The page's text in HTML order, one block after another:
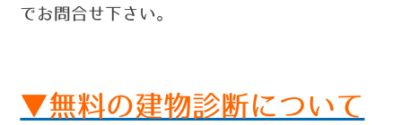
でお問合せ下さい。
▼無料の建物診断について